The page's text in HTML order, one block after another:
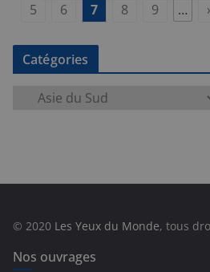
5
6 7 8 9 …
Catégories
e
© 2020 Les Yeux du Monde, tous
Nos ouvrages